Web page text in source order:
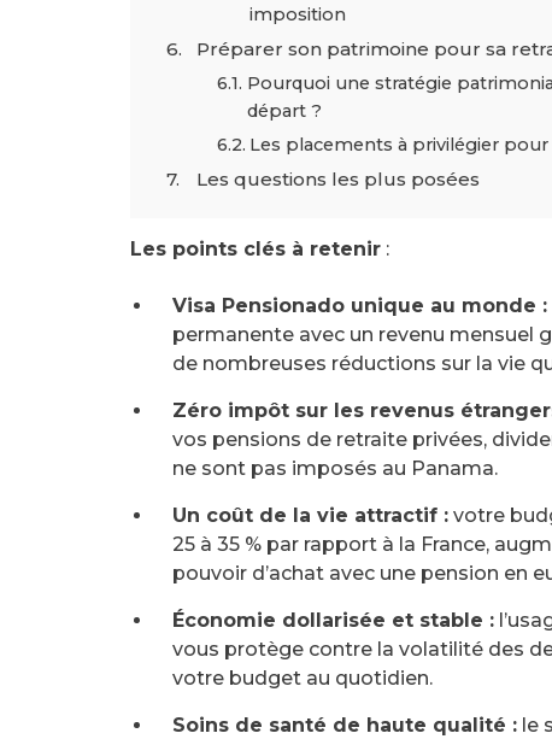
imposition
Préparer son patrimoine pour sa
Pourquoi une stratégie
départ ?
Les placements à privilégier
Les questions les plus posées
Les points clés à retenir:
Visa Pensionado unique au monde :
permanente avec un revenu mensuel
de nombreuses réductions sur la vie
Zéro impôt sur les revenus
vos pensions de retraite privées,
ne sont pas imposés au Panama.
Un coût de la vie attractif :votre
25 à 35 % par rapport à la France,
pouvoir d’achat avec une pension en
Économie dollarisée et stable :
vous protège contre la volatilité des
votre budget au quotidien.
Soins de santé de haute qualité :le